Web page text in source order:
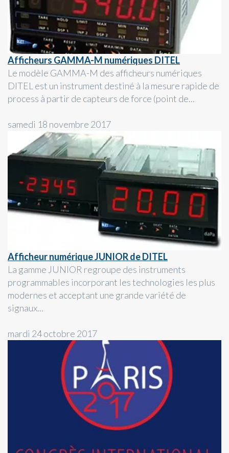
Afficheurs GAMMA-M numériques DITEL
Le modèle GAMMA-M des afficheurs numériques
DITEL est un instrument destiné à la mesure rapide de
process à partir de capteurs de force (point de...
samedi 18 novembre 2017
Afficheur numérique JUNIOR de DITEL
La gamme JUNIOR regroupe des instruments
programmables incorporant les technologies les plus
modernes et acceptant une grande variété de
signaux...
mardi 24 octobre 2017